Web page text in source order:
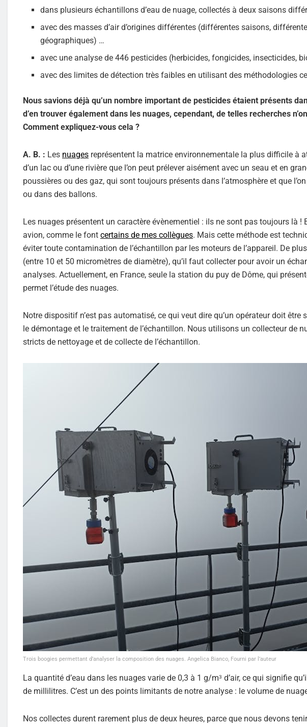
dans plusieurs échantillons d’eau de nuage, collectés à deux saisons
avec des masses d’air d’origines différentes (différentes saisons,
géographiques) …
avec une analyse de 446 pesticides (herbicides, fongicides, insecticides,
avec des limites de détection très faibles en utilisant des méthodologies
Nous savions déjà qu’un nombre important de pesticides étaient présents
d’en trouver également dans les nuages, cependant, de telles recherches
Comment expliquez-vous cela ?
A. B. : Les nuages représentent la matrice environnementale la plus difficile à
d’un lac ou d’une rivière que l’on peut prélever aisément avec un seau et en
poussières ou des gaz, qui sont toujours présents dans l’atmosphère et que
ou dans des ballons.
Les nuages présentent un caractère évènementiel : ils ne sont pas toujours là !
avion, comme le font certains de mes collègues. Mais cette méthode est
éviter toute contamination de l’échantillon par les moteurs de l’appareil. De
(entre 10 et 50 micromètres de diamètre), qu’il faut collecter pour avoir un
analyses. Actuellement, en France, seule la station du puy de Dôme, qui
permet l’étude des nuages.
Notre dispositif n’est pas automatisé, ce qui veut dire qu’un opérateur doit
le démontage et le traitement de l’échantillon. Nous utilisons un collecteur de
stricts de nettoyage et de collecte de l’échantillon.
Trois boogies permettant d’analyser la composition des nuages. Angelica Bianco, Fourni par l’auteur
La quantité d’eau dans les nuages varie de 0,3 à 1 g/m3 d’air, ce qui signifie
de millilitres. C’est un des points limitants de notre analyse : le volume de
Nos collectes durent rarement plus de deux heures, parce que nous devons